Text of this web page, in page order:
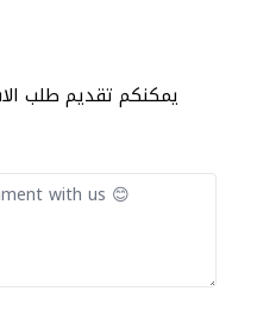
يمكنكم تقديم طلب